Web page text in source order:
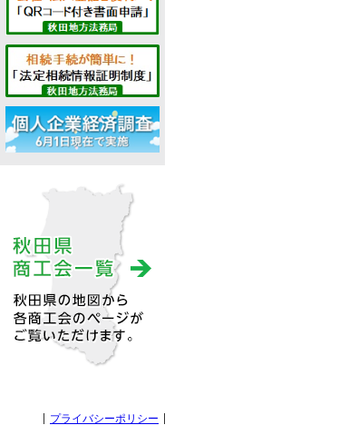
プライバシーポリシー